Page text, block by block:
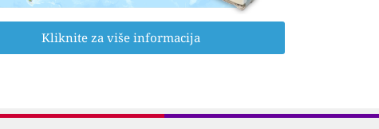
Kliknite za više informacija